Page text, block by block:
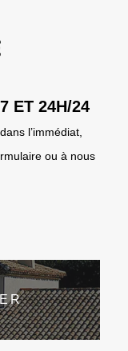
ET 24H/24
l’immédiat,
ou à nous